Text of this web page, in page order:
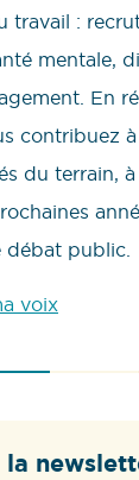
travail :
mentale,
En
contribuez
du terrain,
débat public.
voix